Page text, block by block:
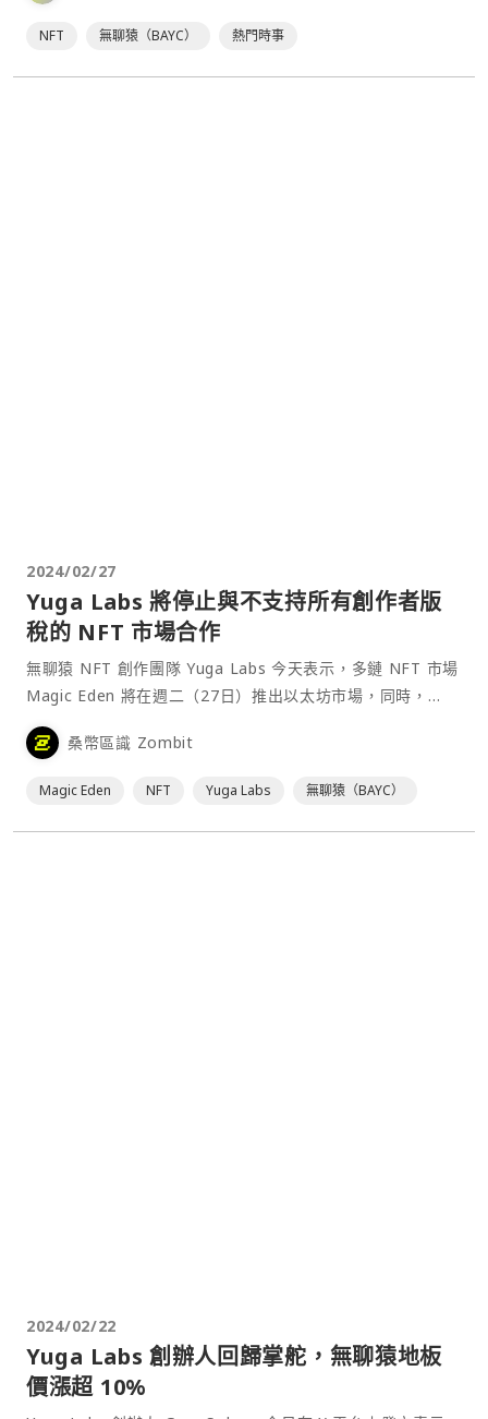
NFT 無聊猿（BAYC） 熱門時事
2024/02/27
Yuga Labs 將停止與不支持所有創作者版
稅的 NFT 市場合作
無聊猿 NFT 創作團隊 Yuga Labs 今天表示，多鏈 NFT 市場
Magic Eden 將在週二（27日）推出以太坊市場，同時，
Yuga Labs 宣布將停止支援不支持所有創作者版稅的市場平
台。⋯桑幣區識 Zombit
Magic Eden NFT Yuga Labs 無聊猿（BAYC）
2024/02/22
Yuga Labs 創辦人回歸掌舵，無聊猿地板
價漲超 10%